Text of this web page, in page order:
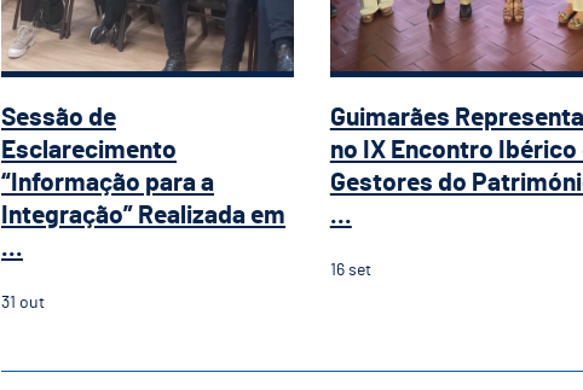
Sessão de
Esclarecimento
“Informação para a
Integração” Realizada em
...
31 out
Guimarães
no IX Encontro Ibérico
Gestores do
...
16 set